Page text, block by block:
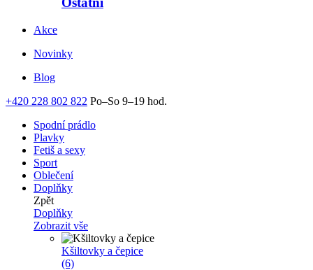
Akce
Novinky
Blog
+420 228 802 822 Po–So 9–19 hod.
Spodní prádlo
Plavky
Fetiš a sexy
Sport
Oblečení
Doplňky
Zpět
Doplňky
Zobrazit vše
Kšiltovky a čepice
(6)